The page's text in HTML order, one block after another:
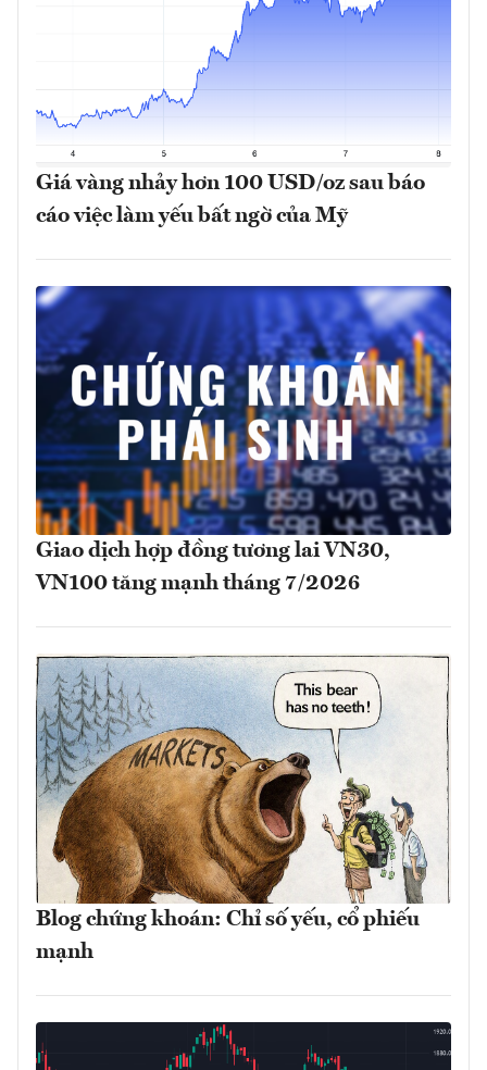
Giá vàng nhảy hơn 100 USD/oz sau báo
cáo việc làm yếu bất ngờ của Mỹ
Giao dịch hợp đồng tương lai VN30,
VN100 tăng mạnh tháng 7/2026
Blog chứng khoán: Chỉ số yếu, cổ phiếu
mạnh